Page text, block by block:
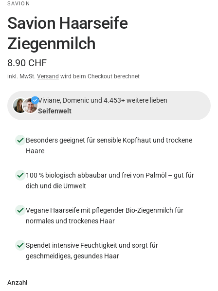
SAVION
Savion Haarseife
Ziegenmilch
8.90 CHF
inkl. MwSt. Versand wird beim Checkout berechnet
Viviane, Domenic und 4.453+ weitere lieben
Seifenwelt
Besonders geeignet für sensible Kopfhaut und trockene
Haare
100 % biologisch abbaubar und frei von Palmöl – gut für
dich und die Umwelt
Vegane Haarseife mit pflegender Bio-Ziegenmilch für
normales und trockenes Haar
Spendet intensive Feuchtigkeit und sorgt für
geschmeidiges, gesundes Haar
Anzahl